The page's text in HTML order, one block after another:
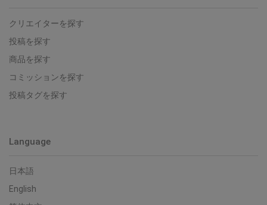
クリエイターを探す
投稿を探す
商品を探す
コミッションを探す
投稿タグを探す
Language
日本語
English